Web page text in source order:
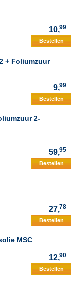
10,99
Bestellen
+ Foliumzuur
9,99
Bestellen
2-
59,95
Bestellen
27,78
Bestellen
MSC
12,90
Bestellen